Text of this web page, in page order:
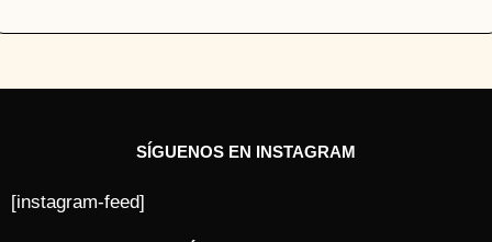
SÍGUENOS EN INSTAGRAM
[instagram-feed]